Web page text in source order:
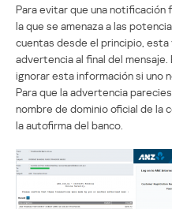
Para evitar que una notificación
la que se amenaza a las
cuentas desde el principio,
advertencia al final del
ignorar esta información si uno
Para que la advertencia
nombre de dominio oficial de la
la autofirma del banco.